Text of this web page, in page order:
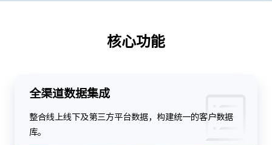
核心功能
全渠道数据集成
整合线上线下及第三方平台数据，构建统一的客户数据
库。